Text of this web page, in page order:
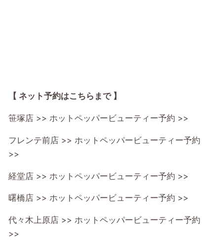
【 ネット予約はこちらまで 】
笹塚店 >> ホットペッパービューティー予約 >>
フレンテ前店 >> ホットペッパービューティー予約
>>
経堂店 >> ホットペッパービューティー予約 >>
曙橋店 >> ホットペッパービューティー予約 >>
代々木上原店 >> ホットペッパービューティー予約
>>